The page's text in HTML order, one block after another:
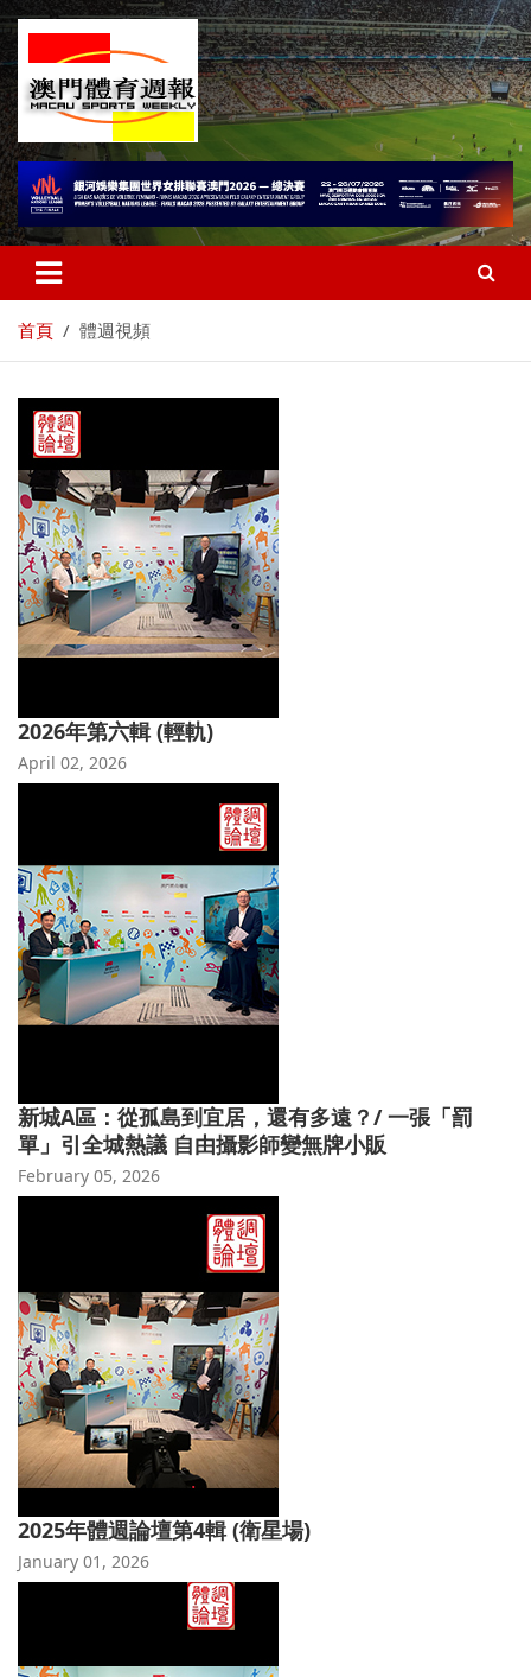
首頁 體週視頻
2026年第六輯 (輕軌)
April 02, 2026
新城A區：從孤島到宜居，還有多遠？/ 一張「罰
單」引全城熱議 自由攝影師變無牌小販
February 05, 2026
2025年體週論壇第4輯 (衛星場)
January 01, 2026